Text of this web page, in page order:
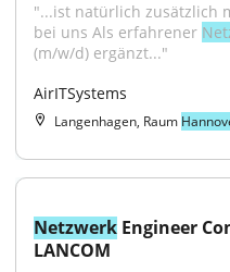
"...ist natürlich zusätzlich
bei uns Als erfahrener
(m/w/d) ergänzt..."
AirITSystems
Langenhagen, Raum
Netzwerk Engineer
LANCOM